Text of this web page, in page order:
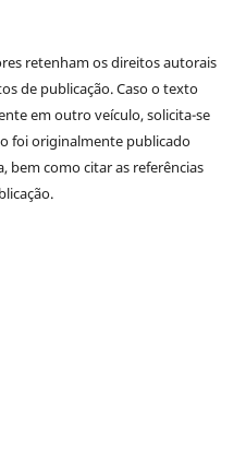
retenham os direitos autorais
de publicação. Caso o texto
em outro veículo, solicita-se
foi originalmente publicado
bem como citar as referências